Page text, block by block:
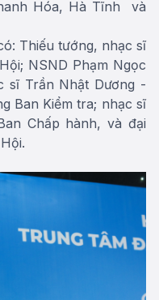
Hóa, Hà Tĩnh và
Thiếu tướng, nhạc sĩ
NSND Phạm Ngọc
sĩ Trần Nhật Dương -
Ban Kiểm tra; nhạc sĩ
Chấp hành, và đại